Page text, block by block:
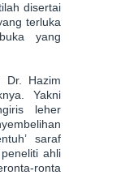
disertai
terluka
yang
Dr. Hazim
Yakni
leher
saraf
ahli
ronta